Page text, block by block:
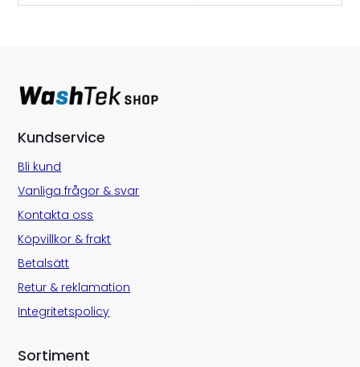
Kundservice
Bli kund
Vanliga frågor & svar
Kontakta oss
Köpvillkor & frakt
Betalsätt
Retur & reklamation
Integritetspolicy
Sortiment